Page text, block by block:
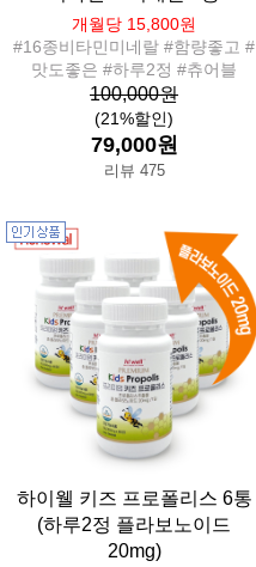
개월당 15,800원
#16종비타민미네랄 #함량좋고 #
맛도좋은 #하루2정 #츄어블
100,000원
(21%할인)
79,000원
리뷰 475
하이웰 키즈 프로폴리스 6통
(하루2정 플라보노이드
20mg)